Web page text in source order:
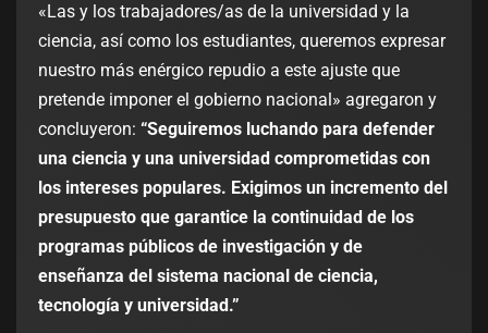
«Las y los trabajadores/as de la universidad y la
ciencia, así como los estudiantes, queremos expresar
nuestro más enérgico repudio a este ajuste que
pretende imponer el gobierno nacional» agregaron y
concluyeron: “Seguiremos luchando para defender
una ciencia y una universidad comprometidas con
los intereses populares. Exigimos un incremento del
presupuesto que garantice la continuidad de los
programas públicos de investigación y de
enseñanza del sistema nacional de ciencia,
tecnología y universidad.”